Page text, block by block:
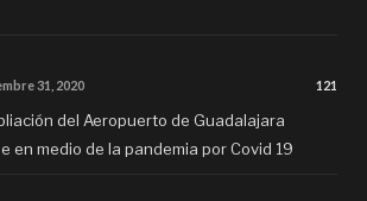
31, 2020 121
del Aeropuerto de Guadalajara
en medio de la pandemia por Covid 19